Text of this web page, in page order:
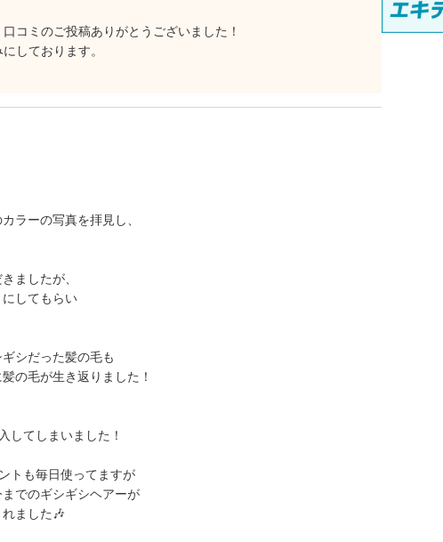
コミのご投稿ありがとうございました！
しております。
ラーの写真を拝見し、
ましたが、
してもらい
シだった髪の毛も
の毛が生き返りました！
してしまいました！
トも毎日使ってますが
でのギシギシヘアーが
ました🎶